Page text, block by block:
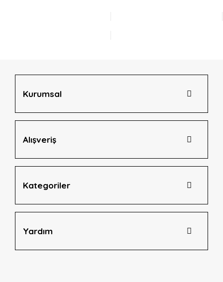
Ürün açıklamasında eksik bilgiler bulunuyor.
Kurumsal
Alışveriş
Kategoriler
Yardım